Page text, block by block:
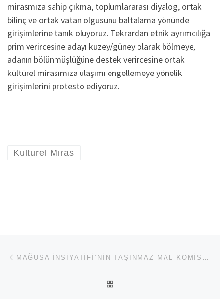
mirasmıza sahip çıkma, toplumlararası diyalog, ortak
bilinç ve ortak vatan olgusunu baltalama yönünde
girişimlerine tanık oluyoruz. Tekrardan etnik ayrımcılığa
prim verircesine adayı kuzey/güney olarak bölmeye,
adanın bölünmüşlüğüne destek verircesine ortak
kültürel mirasımıza ulaşımı engellemeye yönelik
girişimlerini protesto ediyoruz.
Kültürel Miras
Yazı dolaşımı